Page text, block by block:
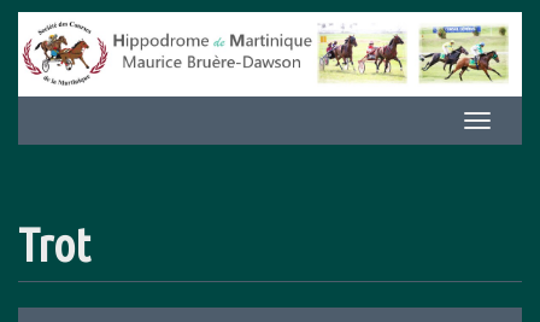
Aller
contenu
Afficher/
la
Trot